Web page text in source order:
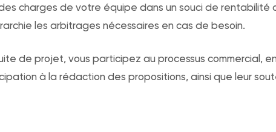
charges de votre équipe dans un souci de rentabilité
les arbitrages nécessaires en cas de besoin.
de projet, vous participez au processus commercial,
à la rédaction des propositions, ainsi que leur